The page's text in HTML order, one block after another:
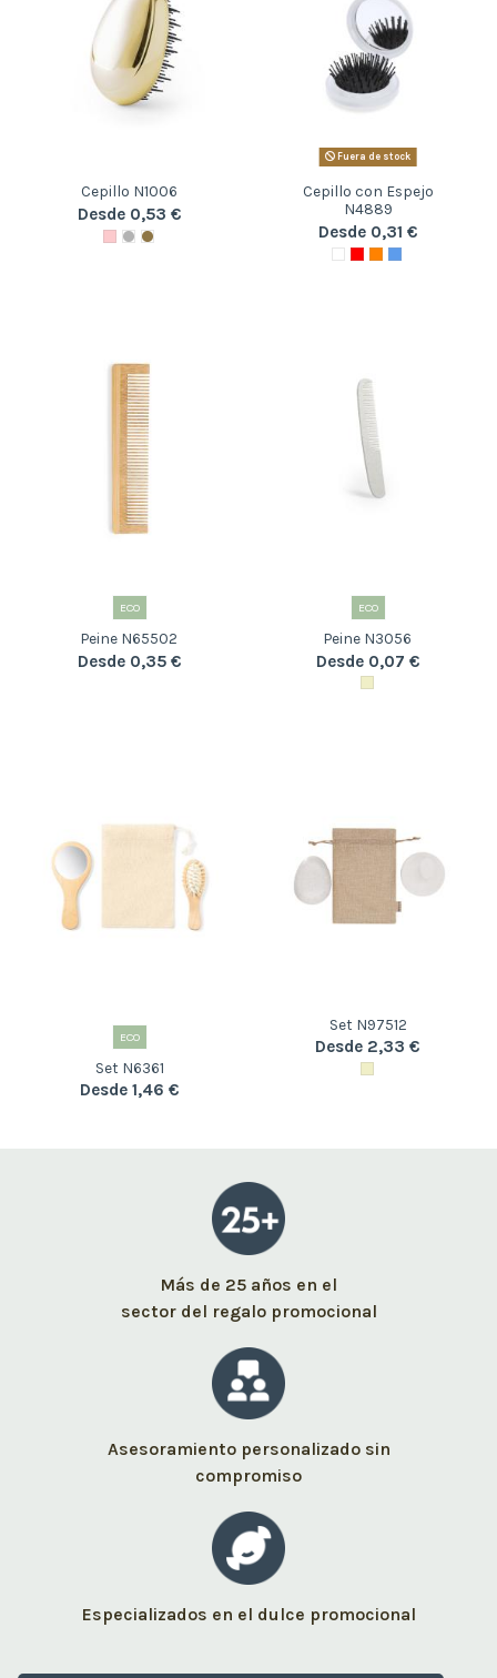
Cepillo N1006
Desde 0,53 €
Fuera de stock
Cepillo con Espejo
N4889
Desde 0,31 €
ECO
Peine N65502
Desde 0,35 €
ECO
Peine N3056
Desde 0,07 €
ECO
Set N6361
Desde 1,46 €
Set N97512
Desde 2,33 €
Más de 25 años en el
sector del regalo promocional
Asesoramiento personalizado sin
compromiso
Especializados en el dulce promocional